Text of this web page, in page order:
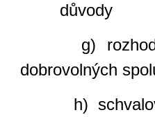
důvody
g) rozhodovat
dobrovolných
h) schvalovat